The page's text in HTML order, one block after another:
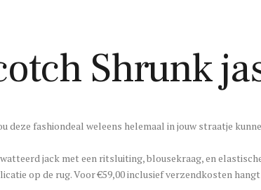
Shrunk
deze fashiondeal weleens helemaal in jouw straatje
jack met een ritsluiting, blousekraag, en
op de rug. Voor €59,00 inclusief verzendkosten